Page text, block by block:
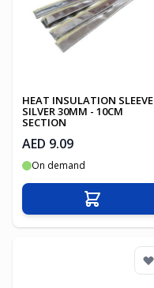
HEAT INSULATION SLEEVE
SILVER 30MM - 10CM
SECTION
AED 9.09
On demand
Add to Cart